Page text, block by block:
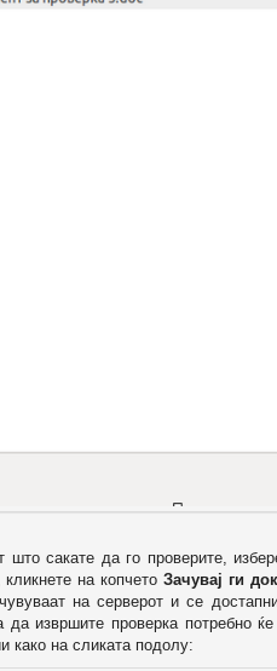
што сакате да го проверите,
кликнете на копчетоЗачувај ги
на серверот и се
да извршите проверка потребно
како на сликата подолу: